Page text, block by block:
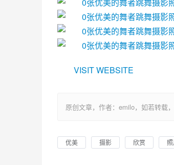
VISIT WEBSITE
原创文章，作者：emilo，如若转载
优美 摄影 欣赏